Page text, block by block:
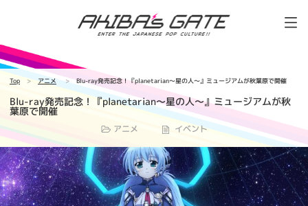
Top アニメ Blu-ray発売記念！『planetarian～星の人～』ミュージアムが秋葉原で開催
Blu-ray発売記念！『planetarian～星の人～』ミュージアムが秋
葉原で開催
アニメ イベント